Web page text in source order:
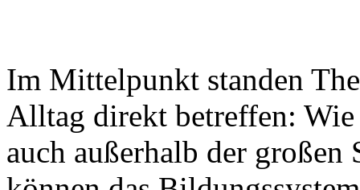
Im Mittelpunkt standen
Alltag direkt betreffen:
auch außerhalb der großen